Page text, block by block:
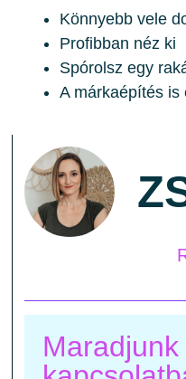
Könnyebb vele
Profibban néz ki
Spórolsz egy
A márkaépítés is
Maradjunk